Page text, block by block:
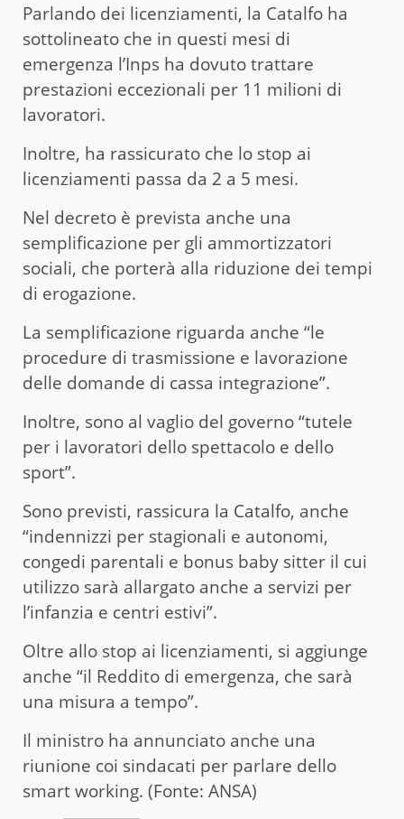
Parlando dei licenziamenti, la Catalfo ha
sottolineato che in questi mesi di
emergenza l’Inps ha dovuto trattare
prestazioni eccezionali per 11 milioni di
lavoratori.
Inoltre, ha rassicurato che lo stop ai
licenziamenti passa da 2 a 5 mesi.
Nel decreto è prevista anche una
semplificazione per gli ammortizzatori
sociali, che porterà alla riduzione dei tempi
di erogazione.
La semplificazione riguarda anche “le
procedure di trasmissione e lavorazione
delle domande di cassa integrazione”.
Inoltre, sono al vaglio del governo “tutele
per i lavoratori dello spettacolo e dello
sport”.
Sono previsti, rassicura la Catalfo, anche
“indennizzi per stagionali e autonomi,
congedi parentali e bonus baby sitter il cui
utilizzo sarà allargato anche a servizi per
l’infanzia e centri estivi”.
Oltre allo stop ai licenziamenti, si aggiunge
anche “il Reddito di emergenza, che sarà
una misura a tempo”.
Il ministro ha annunciato anche una
riunione coi sindacati per parlare dello
smart working. (Fonte: ANSA)